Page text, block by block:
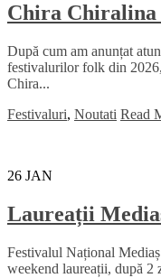
Chira Chiralina
După cum am anunțat
festivalurilor folk din
Chira...
Festivaluri, Noutati Read
26 JAN
Laureații
Festivalul Național
weekend laureații, după